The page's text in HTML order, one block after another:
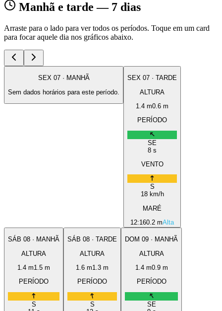
Manhã e tarde — 7 dias
Arraste para o lado para ver todos os períodos. Toque em um card
para focar aquele dia nos gráficos abaixo.
SEX 07· MANHÃ
Sem dados horários para este período.
SEX 07 · TARDE
ALTURA
1.4 m0.6 m
PERÍODO
SE
8 s
VENTO
S
18km/h
MARÉ
12:160.2 mAlta
SÁB 08 · MANHÃ
ALTURA
1.4 m1.5 m
PERÍODO
S
SÁB 08 · TARDE
ALTURA
1.6 m1.3 m
PERÍODO
S
DOM 09 · MANHÃ
ALTURA
1.4m0.9m
PERÍODO
SE